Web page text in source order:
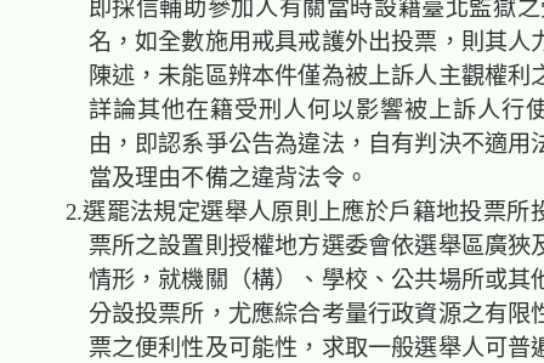
即採信輔助參加人有關當時設籍臺北監獄
名，如全數施用戒具戒護外出投票，則其人
陳述，未能區辨本件僅為被上訴人主觀權利
詳論其他在籍受刑人何以影響被上訴人行
由，即認系爭公告為違法，自有判決不適用
當及理由不備之違背法令。
2.選罷法規定選舉人原則上應於戶籍地投票所
票所之設置則授權地方選委會依選舉區廣狹
情形，就機關（構）、學校、公共場所或其
分設投票所，尤應綜合考量行政資源之有限
票之便利性及可能性，求取一般選舉人可普